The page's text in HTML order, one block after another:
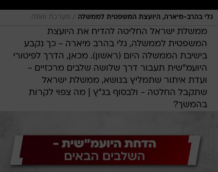
גלי בהרב-מיארה, היועצת המשפטית לממשלה / מערכת וואלה
ממשלת ישראל החליטה להדיח את היועצת
המשפטית לממשלה, גלי בהרב מיארה - כך נקבע
בישיבת הממשלה היום (ראשון). מכאן, הדרך לפיטורי
היועמ"שית תעבור דרך שלושה שלבים מרכזיים -
ועדת איתור שתמליץ בנושא, ממשלת ישראל
שתקבל החלטה - ולבסוף בג"ץ | מה צפוי לקרות
בהמשך?